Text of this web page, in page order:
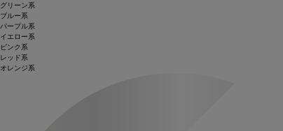
グリーン系
ブルー系
パープル系
イエロー系
ピンク系
レッド系
オレンジ系